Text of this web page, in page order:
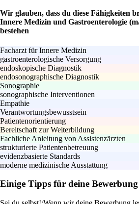
Wir glauben, dass du diese Fähigkeiten
Innere Medizin und Gastroenterologie
bestehen
Facharzt für Innere Medizin
gastroenterologische Versorgung
endoskopische Diagnostik
endosonographische Diagnostik
Sonographie
sonographische Interventionen
Empathie
Verantwortungsbewusstsein
Patientenorientierung
Bereitschaft zur Weiterbildung
Fachliche Anleitung von Assistenzärzten
strukturierte Patientenbetreuung
evidenzbasierte Standards
moderne medizinische Ausstattung
Einige Tipps für deine